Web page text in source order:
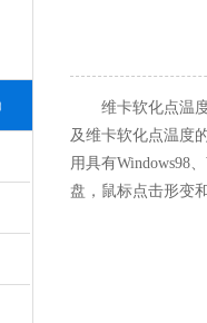
维卡软化点温度
及维卡软化点温度
用具有Windows98
盘，鼠标点击形变